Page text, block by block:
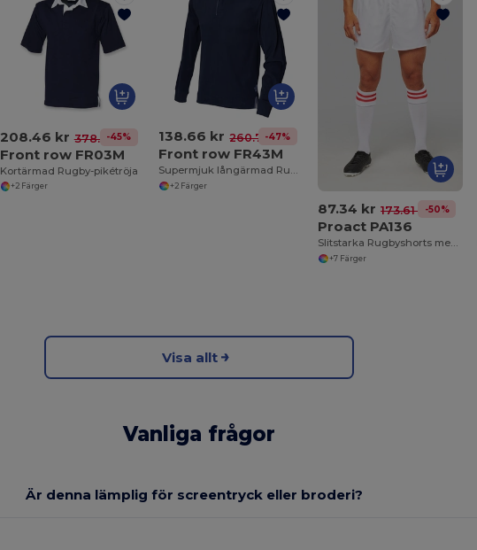
208.46 kr 378.46 kr
-45%
Front row FR03M
Kortärmad Rugby-pikétröja
+2 Färger
138.66 kr 260.74 kr
-47%
Front row FR43M
Supermjuk långärmad Rugby-pikétröja
+2 Färger
87.34 kr 173.61 kr-50%
Proact PA136
Slitstarka Rugbyshorts med Elastisk Midja
+7 Färger
Visa allt
Vanliga frågor
Är denna lämplig för screentryck eller broderi?